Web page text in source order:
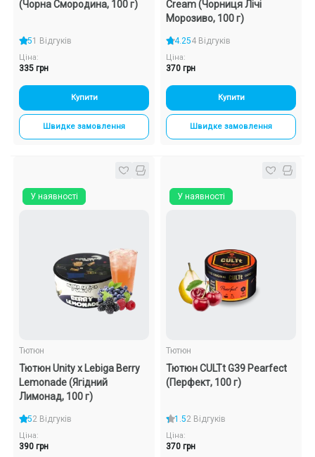
(Чорна Смородина, 100 г)
51 Відгуків
Ціна:
335 грн
Купити
Швидке замовлення
Cream (Чорниця Лічі
Морозиво, 100 г)
4.254 Відгуків
Ціна:
370 грн
Купити
Швидке замовлення
У наявності
Тютюн
Тютюн Unity x Lebiga Berry
Lemonade (Ягідний
Лимонад, 100 г)
52 Відгуків
Ціна:
390 грн
У наявності
Тютюн
Тютюн CULTt G39 Pearfect
(Перфект, 100 г)
1.52 Відгуків
Ціна:
370 грн